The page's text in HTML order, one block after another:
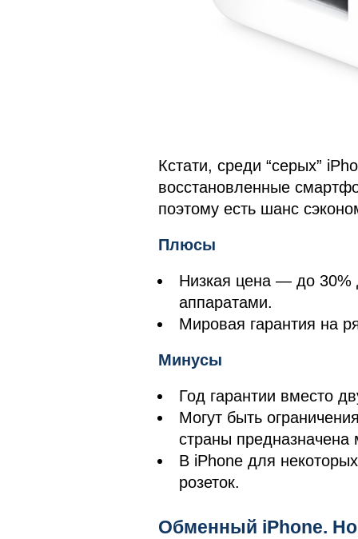
Кстати, среди “серых”
восстановленные
поэтому есть шанс
Плюсы
Низкая цена — до
аппаратами.
Мировая гарантия на
Минусы
Год гарантии вместо
Могут быть
страны предназначена
В iPhone для
розеток.
Обменный iPhone. Но